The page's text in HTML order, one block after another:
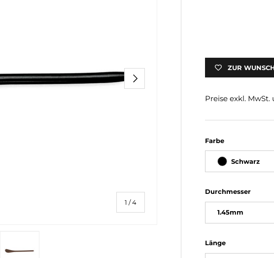
1 /von
4
NÄCHSTE
ZUR
Preise exkl.
Farbe
Schwarz
Durchmesser
1.45mm
Länge